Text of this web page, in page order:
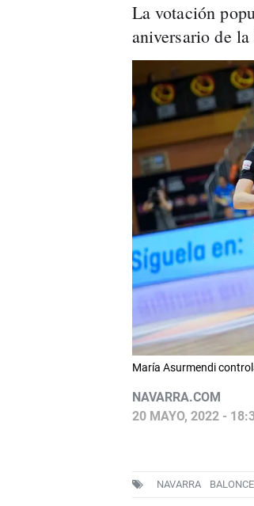
La votación
aniversario de
María Asurmendi
NAVARRA.COM
20 MAYO, 2022 -
NAVARRA